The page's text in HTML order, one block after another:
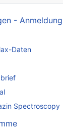
- Anmeldung
Daten
Spectroscopy